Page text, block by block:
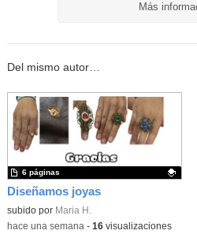
Más
Del mismo autor…
Diseñamos joyas
Contenido educativo.
subido por Maria H.
6 páginas
-hace una semana - 16visualizaciones